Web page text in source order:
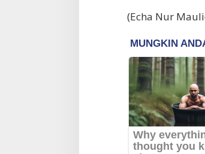
(Echa Nur